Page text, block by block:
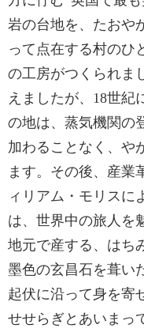
岩の台地を、たおや
って点在する村のひ
の工房がつくられま
えましたが、18世紀
の地は、蒸気機関の
加わることなく、や
ます。その後、産業
ィリアム・モリスに
は、世界中の旅人を
地元で産する、はち
墨色の玄昌石を葺い
起伏に沿って身を寄
せせらぎとあいまっ